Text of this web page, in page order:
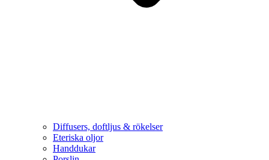
Diffusers, doftljus & rökelser
Eteriska oljor
Handdukar